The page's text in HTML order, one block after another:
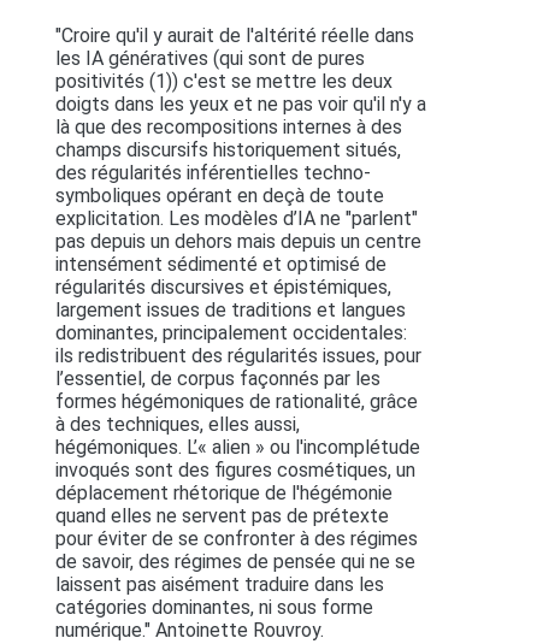
"Croire qu'il y aurait de l'altérité réelle dans
les IA génératives (qui sont de pures
positivités (1)) c'est se mettre les deux
doigts dans les yeux et ne pas voir qu'il n'y a
là que des recompositions internes à des
champs discursifs historiquement situés,
des régularités inférentielles techno-
symboliques opérant en deçà de toute
explicitation. Les modèles d’IA ne "parlent"
pas depuis un dehors mais depuis un centre
intensément sédimenté et optimisé de
régularités discursives et épistémiques,
largement issues de traditions et langues
dominantes, principalement occidentales:
ils redistribuent des régularités issues, pour
l’essentiel, de corpus façonnés par les
formes hégémoniques de rationalité, grâce
à des techniques, elles aussi,
hégémoniques. L’« alien » ou l'incomplétude
invoqués sont des figures cosmétiques, un
déplacement rhétorique de l'hégémonie
quand elles ne servent pas de prétexte
pour éviter de se confronter à des régimes
de savoir, des régimes de pensée qui ne se
laissent pas aisément traduire dans les
catégories dominantes, ni sous forme
numérique." Antoinette Rouvroy.